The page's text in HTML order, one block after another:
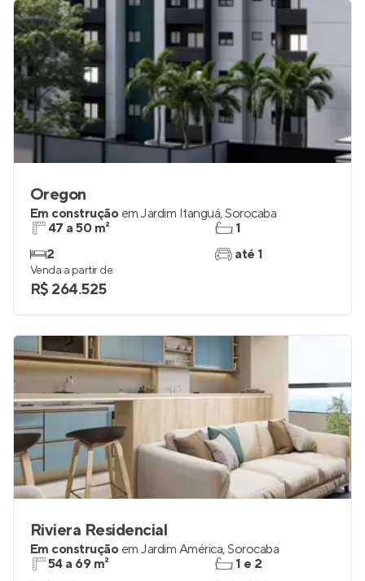
Oregon
Em construção em Jardim Itanguá,Sorocaba
47 a 50 m²
2
1
até 1
Venda a partir de
R$ 264.525
Riviera Residencial
Em construção em Jardim América,Sorocaba
54 a 69 m²
1 e 2